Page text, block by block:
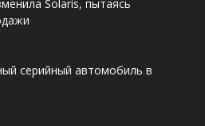
Solaris, пытаясь
серийный автомобиль в